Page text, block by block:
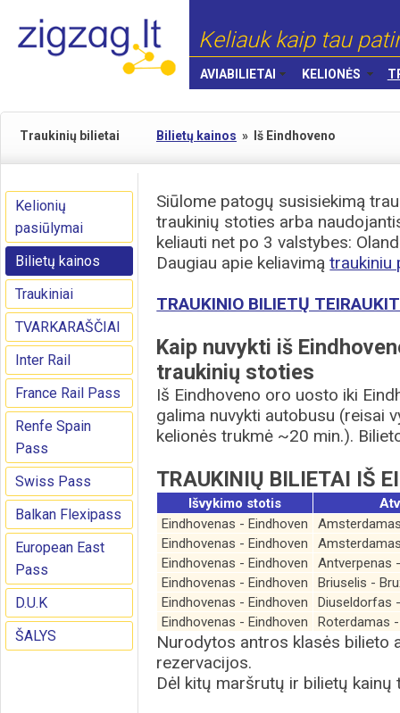
Keliauk kaip tau
AVIABILIETAI KELIONĖS
Traukinių bilietai Bilietų kainos » Iš Eindhoveno
Kelionių
pasiūlymai
Bilietų kainos
Traukiniai
TVARKARAŠČIAI
Inter Rail
France Rail Pass
Renfe Spain
Pass
Swiss Pass
Balkan Flexipass
European East
Pass
D.U.K
ŠALYS
Siūlome patogų susisiekimą
traukinių stoties arba
keliauti net po 3 valstybes:
Daugiau apie keliavimątraukiniu
TRAUKINIO BILIETŲ
Kaip nuvykti iš
traukinių stoties
Iš Eindhoveno oro uosto iki
galima nuvykti autobusu (reisai
kelionės trukmė ~20 min.).
TRAUKINIŲ BILIETAI IŠ
Išvykimo stotis
Eindhovenas - Eindhoven
Eindhovenas - Eindhoven
Eindhovenas - Eindhoven
Antverpenas
Eindhovenas - Eindhoven
Briuselis -
Eindhovenas - Eindhoven
Diuseldorfas
Eindhovenas - Eindhoven
Roterdamas
Nurodytos antros klasės bilieto
rezervacijos.
Dėl kitų maršrutų ir bilietų